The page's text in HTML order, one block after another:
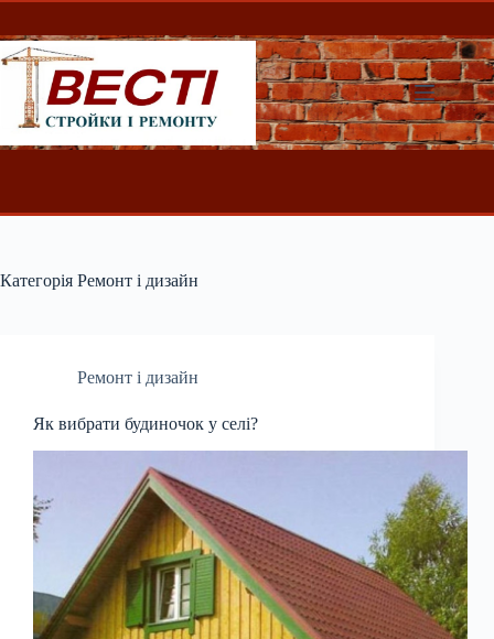
Перейти
вмісту
Категорія Ремонт і дизайн
Ремонт і дизайн
Як вибрати будиночок у селі?